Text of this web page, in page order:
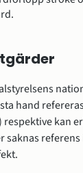
hand
kan
saknas referens